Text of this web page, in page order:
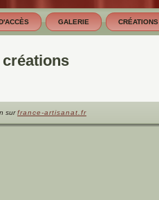
GALERIE CRÉATIONS
créations
surfrance-artisanat.fr